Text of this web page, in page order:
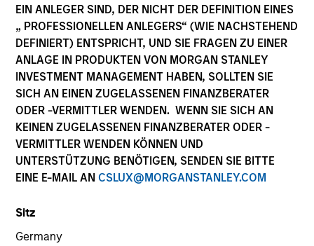
EIN ANLEGER SIND, DER NICHT DER DEFINITION EINES
„ PROFESSIONELLEN ANLEGERS“ (WIE NACHSTEHEND
DEFINIERT) ENTSPRICHT, UND SIE FRAGEN ZU EINER
ANLAGE IN PRODUKTEN VON MORGAN STANLEY
INVESTMENT MANAGEMENT HABEN, SOLLTEN SIE
SICH AN EINEN ZUGELASSENEN FINANZBERATER
ODER -VERMITTLER WENDEN. WENN SIE SICH AN
KEINEN ZUGELASSENEN FINANZBERATER ODER -
VERMITTLER WENDEN KÖNNEN UND
UNTERSTÜTZUNG BENÖTIGEN, SENDEN SIE BITTE
EINE E-MAIL AN CSLUX@MORGANSTANLEY.COM
Sitz
Germany